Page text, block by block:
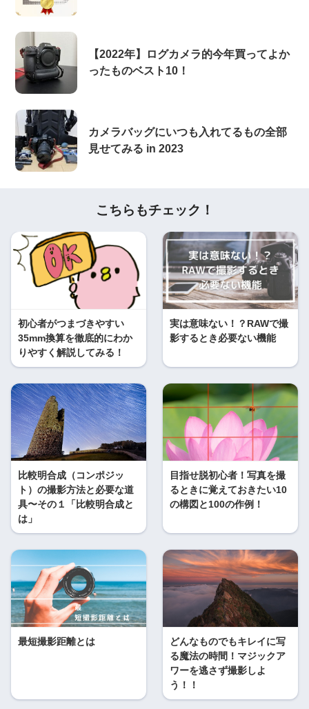
【2022年】ログカメラ的今年買ってよか
ったものベスト10！
カメラバッグにいつも入れてるもの全部
見せてみる in 2023
こちらもチェック！
初心者がつまづきやすい
35mm換算を徹底的にわか
りやすく解説してみる！
実は意味ない！？RAWで撮
影するとき必要ない機能
比較明合成（コンポジッ
ト）の撮影方法と必要な道
具〜その１「比較明合成と
は」
目指せ脱初心者！写真を撮
るときに覚えておきたい10
の構図と100の作例！
最短撮影距離とは
どんなものでもキレイに写
る魔法の時間！マジックア
ワーを逃さず撮影しよ
う！！